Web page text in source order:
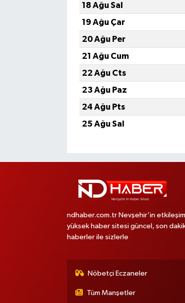
18 Ağu Sal
19 Ağu Çar
20 Ağu Per
21 Ağu Cum
22 Ağu Cts
23 Ağu Paz
24 Ağu Pts
25 Ağu Sal
ndhaber.com.tr Nevşehir'in
yüksek haber sitesi güncel, son
haberler ile sizlerle
Nöbetçi Eczaneler
Tüm Manşetler